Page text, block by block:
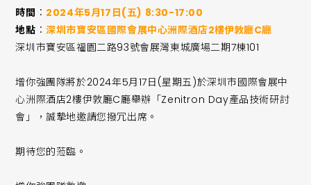
時間 ： 2024年5月17日(五) 8:30-17:00
地點 ：深圳市寶安區國際會展中心洲際酒店2樓伊敦廳C廳
深圳市寶安區福園二路93號會展灣東城廣場二期7棟101
增你強團隊將於2024年5月17日(星期五)於深圳市國際會展中
心洲際酒店2樓伊敦廳C廳舉辦「Zenitron Day產品技術研討
會」，誠摯地邀請您撥冗出席。
期待您的蒞臨。